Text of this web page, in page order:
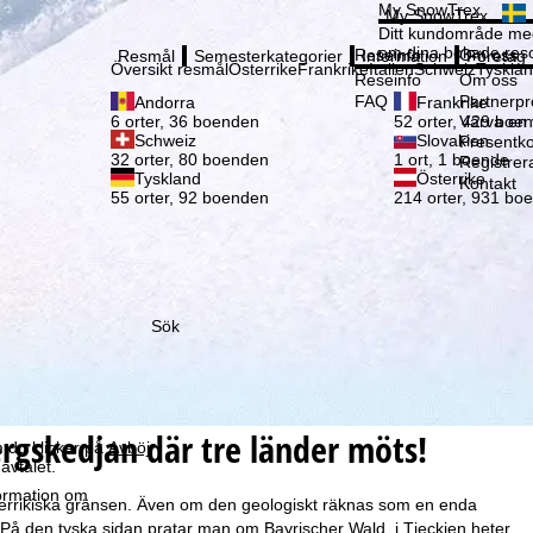
vi – TravelTrex
hjälp av information
för detta (som kan
i tredjeländer
du klickar påAvböj
om
Registrering
My SnowTrex
My SnowTrex
Ditt kundområde
om dina bokade
Resmål
Översikt resmålÖsterrikeFrankrikeItalienSchweiz
Andorra
6 orter, 36 boenden
Frankrike
52 orter, 429
Schweiz
32 orter, 80 boenden
Slovakien
1 ort, 1 boende
Tyskland
55 orter, 92 boenden
Österrike
214 orter, 931
Semesterkategorier Information
Reseinfo
Reseinfo
FAQ
Företag
Om oss
Om oss
Värva en
Kontakt
Sök
där tre länder möts!
gränsen. Även om den geologiskt räknas som en enda
den tyska sidan pratar man om Bayrischer Wald, i Tjeckien heter